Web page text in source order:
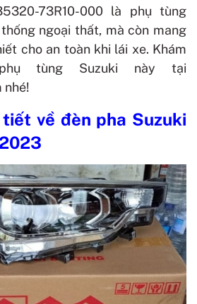
73R10-000 là phụ tùng
ngoại thất, mà còn mang
cho an toàn khi lái xe. Khám
tùng Suzuki này tại
nhé!
về đèn pha Suzuki